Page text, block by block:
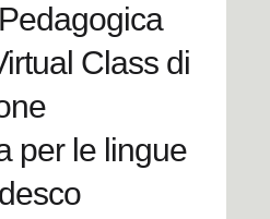
Class di
per le lingue